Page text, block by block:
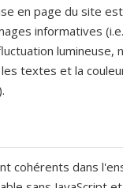
en page du site
informatives
textes et la
cohérents dans